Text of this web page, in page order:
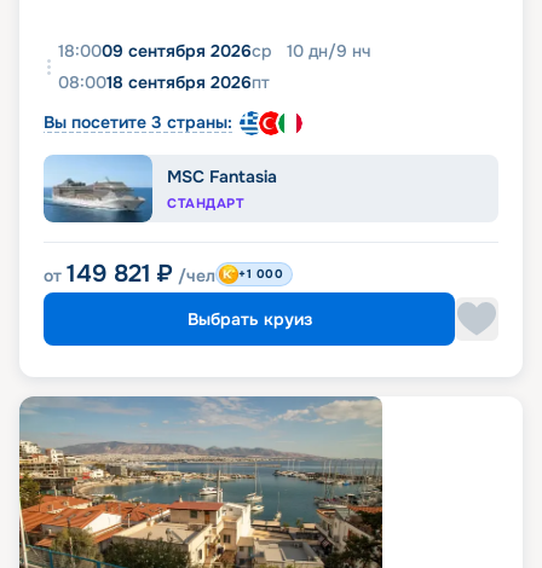
18:0009 сентября 2026ср 10 дн/9 нч
08:0018 сентября 2026пт
Вы посетите 3 страны:
MSC Fantasia
СТАНДАРТ
от 149 821 ₽ /чел +1 000
Выбрать круиз